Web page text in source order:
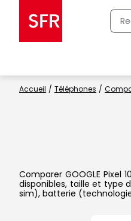
Accueil Téléphones
Comparer GOOGLE
disponibles, taille et type
sim), batterie